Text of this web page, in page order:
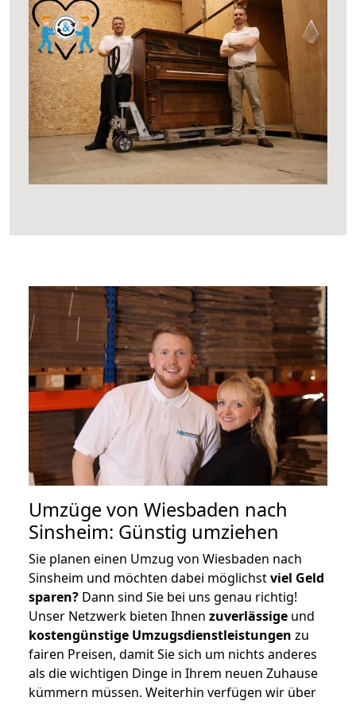
Umzüge von Wiesbaden nach
Sinsheim: Günstig umziehen
Sie planen einen Umzug von Wiesbaden nach
Sinsheim und möchten dabei möglichstviel Geld
sparen? Dann sind Sie bei uns genau richtig!
Unser Netzwerk bieten Ihnen zuverlässige und
kostengünstige Umzugsdienstleistungen zu
fairen Preisen, damit Sie sich um nichts anderes
als die wichtigen Dinge in Ihrem neuen Zuhause
kümmern müssen. Weiterhin verfügen wir über